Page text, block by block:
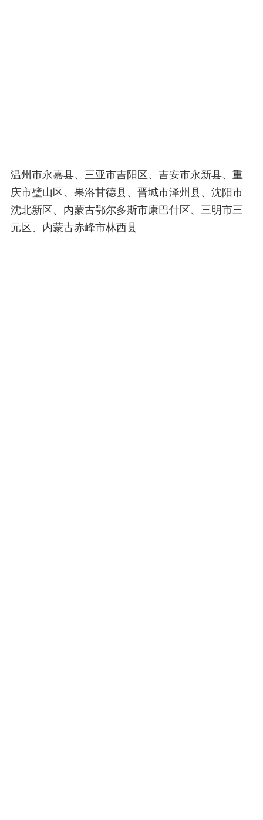
温州市永嘉县、三亚市吉阳区、吉安市永新县、重
庆市璧山区、果洛甘德县、晋城市泽州县、沈阳市
沈北新区、内蒙古鄂尔多斯市康巴什区、三明市三
元区、内蒙古赤峰市林西县